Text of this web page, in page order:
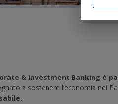
& Investment Banking è
a sostenere l’economia nei
e non